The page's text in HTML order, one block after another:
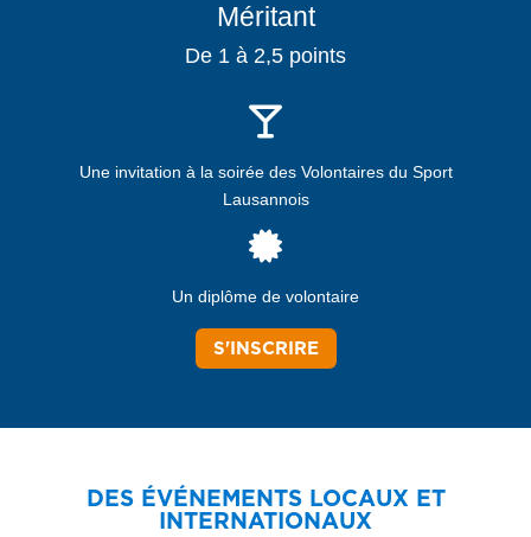
Méritant
De 1 à 2,5 points
Une invitation à la soirée des Volontaires du Sport
Lausannois
Un diplôme de volontaire
S'INSCRIRE
DES ÉVÉNEMENTS LOCAUX ET
INTERNATIONAUX